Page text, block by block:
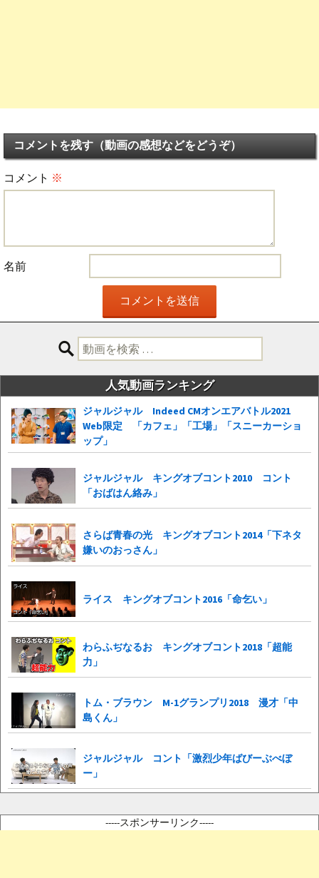
コメントを残す（動画の感想などをどうぞ）
コメント ※
名前
検
索:
人気動画ランキング
ジャルジャル Indeed CMオンエアバトル2021
Web限定 「カフェ」「工場」「スニーカーショ
ップ」
ジャルジャル キングオブコント2010 コント
「おばはん絡み」
さらば青春の光 キングオブコント2014「下ネタ
嫌いのおっさん」
ライス キングオブコント2016「命乞い」
わらふぢなるお キングオブコント2018「超能
力」
トム・ブラウン M-1グランプリ2018 漫才「中
島くん」
ジャルジャル コント「激烈少年ばびーぶべぼ
ー」
-----スポンサーリンク-----